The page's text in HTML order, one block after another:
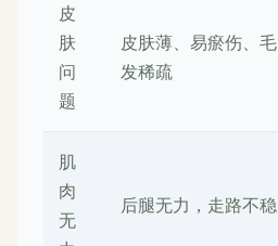
皮
肤
问
题
皮肤薄、易瘀伤、毛
发稀疏
肌
肉
无
后腿无力，走路不稳